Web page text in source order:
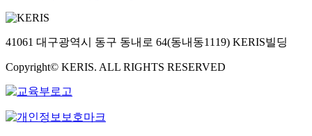
41061 대구광역시 동구 동내로 64(동내동1119) KERIS빌딩
Copyright© KERIS. ALL RIGHTS RESERVED